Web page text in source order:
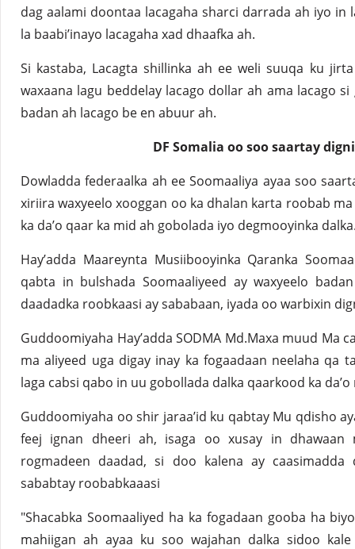
dag aalami doontaa lacagaha sharci darrada ah iyo in
la baabi’inayo lacagaha xad dhaafka ah.
Si kastaba, Lacagta shillinka ah ee weli suuqa ku
waxaana lagu beddelay lacago dollar ah ama lacago
badan ah lacago be en abuur ah.
DF Somalia oo soo saartay
Dowladda federaalka ah ee Soomaaliya ayaa soo
xiriira waxyeelo xooggan oo ka dhalan karta roobab
ka da’o qaar ka mid ah gobolada iyo degmooyinka
Hay’adda Maareynta Musiibooyinka Qaranka
qabta in bulshada Soomaaliyeed ay waxyeelo
daadadka roobkaasi ay sababaan, iyada oo warbixin
Guddoomiyaha Hay’adda SODMA Md.Maxa muud Ma
ma aliyeed uga digay inay ka fogaadaan neelaha qa
laga cabsi qabo in uu gobollada dalka qaarkood ka
Guddoomiyaha oo shir jaraa’id ku qabtay Mu qdisho
feej ignan dheeri ah, isaga oo xusay in dhawaan
rogmadeen daadad, si doo kalena ay
sababtay roobabkaaasi
"Shacabka Soomaaliyed ha ka fogadaan gooba ha
mahiigan ah ayaa ku soo wajahan dalka sidoo